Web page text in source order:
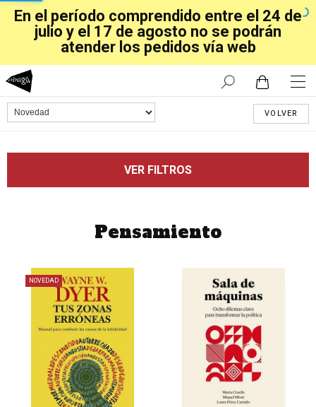
En el período comprendido entre el 24 de
julio y el 17 de agosto no se podrán
atender los pedidos vía web
VOLVER
VER FILTROS
Pensamiento
NOVEDAD